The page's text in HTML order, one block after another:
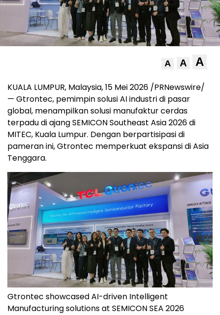
A A A
KUALA LUMPUR, Malaysia, 15 Mei 2026 /PRNewswire/
— Gtrontec, pemimpin solusi AI industri di pasar
global, menampilkan solusi manufaktur cerdas
terpadu di ajang SEMICON Southeast Asia 2026 di
MITEC, Kuala Lumpur. Dengan berpartisipasi di
pameran ini, Gtrontec memperkuat ekspansi di Asia
Tenggara.
Gtrontec showcased AI-driven Intelligent
Manufacturing solutions at SEMICON SEA 2026